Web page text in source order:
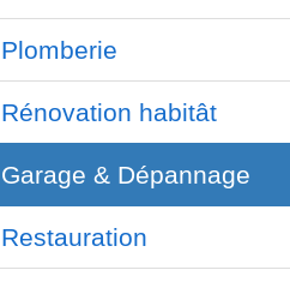
Plomberie
Rénovation habitât
Garage & Dépannage
Restauration